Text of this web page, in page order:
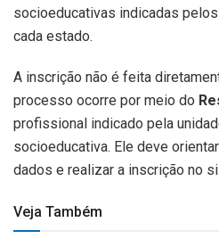
socioeducativas indicadas
cada estado.
A inscrição não é feita
processo ocorre por meio do
profissional indicado pela
socioeducativa. Ele deve
dados e realizar a inscrição no
Veja Também